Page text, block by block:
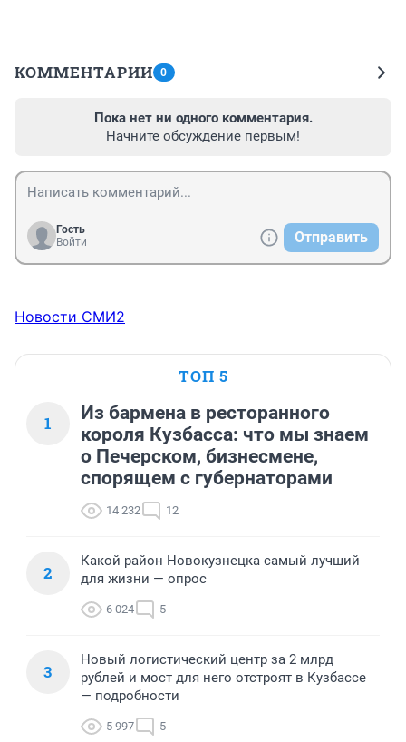
КОММЕНТАРИИ 0
Пока нет ни одного комментария.
Начните обсуждение первым!
Гость
Войти
Отправить
Новости СМИ2
ТОП 5
1
Из бармена в ресторанного
короля Кузбасса: что мы знаем
о Печерском, бизнесмене,
спорящем с губернаторами
14 232 12
2
Какой район Новокузнецка самый лучший
для жизни — опрос
6 024 5
3
Новый логистический центр за 2 млрд
рублей и мост для него отстроят в Кузбассе
— подробности
5 997 5